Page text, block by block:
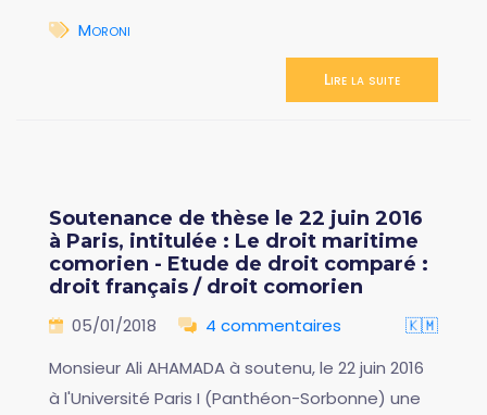
Moroni
Lire la suite
Soutenance de thèse le 22 juin 2016
à Paris, intitulée : Le droit maritime
comorien - Etude de droit comparé :
droit français / droit comorien
05/01/2018 4 commentaires
🇰🇲
Monsieur Ali AHAMADA à soutenu, le 22 juin 2016
à l'Université Paris I (Panthéon-Sorbonne) une